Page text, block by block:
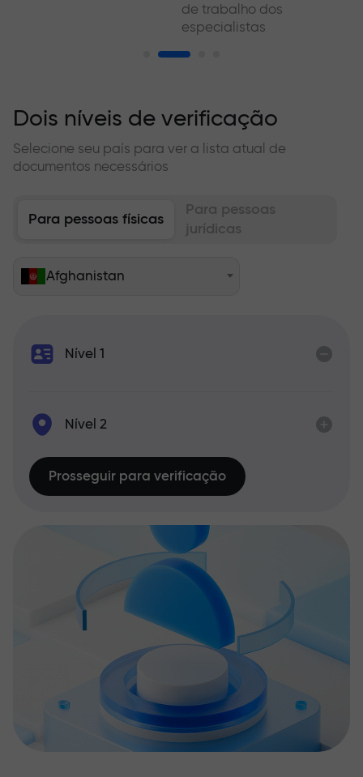
de trabalho dos
especialistas
Dois níveis de verificação
Selecione seu país para ver a lista atual de
documentos necessários
Para pessoas físicas
Para pessoas
jurídicas
Afghanistan
Nível 1
Nível 2
Prosseguir para verificação